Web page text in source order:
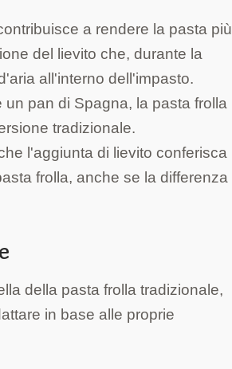
a rendere la pasta più
del lievito che, durante la
all'interno dell'impasto.
pan di Spagna, la pasta frolla
tradizionale.
l'aggiunta di lievito conferisca
frolla, anche se la differenza
della pasta frolla tradizionale,
in base alle proprie